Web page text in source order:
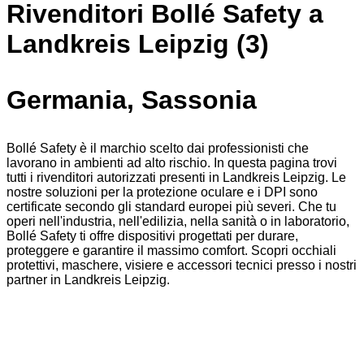
Rivenditori Bollé Safety a
Landkreis Leipzig (3)
Germania, Sassonia
Bollé Safety è il marchio scelto dai professionisti che
lavorano in ambienti ad alto rischio. In questa pagina trovi
tutti i rivenditori autorizzati presenti in Landkreis Leipzig. Le
nostre soluzioni per la protezione oculare e i DPI sono
certificate secondo gli standard europei più severi. Che tu
operi nell'industria, nell'edilizia, nella sanità o in laboratorio,
Bollé Safety ti offre dispositivi progettati per durare,
proteggere e garantire il massimo comfort. Scopri occhiali
protettivi, maschere, visiere e accessori tecnici presso i nostri
partner in Landkreis Leipzig.